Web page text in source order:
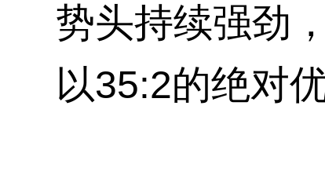
势头持续强劲
以35:2的绝对